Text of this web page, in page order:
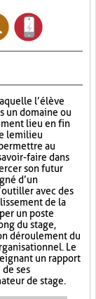
l’élève
un domaine ou
lieu en fin
le milieu
au
faire dans
son futur
d’un
avec des
de la
un poste
du stage,
déroulement du
Le
un rapport
ses
de stage.